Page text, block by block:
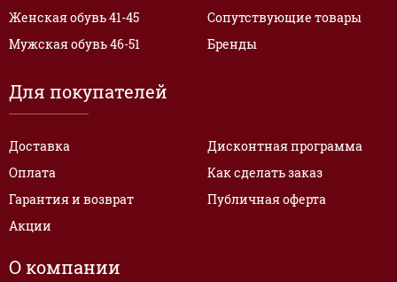
Женская обувь 41-45
Мужская обувь 46-51
Сопутствующие товары
Бренды
Для покупателей
Доставка
Оплата
Гарантия и возврат
Акции
Дисконтная программа
Как сделать заказ
Публичная оферта
О компании